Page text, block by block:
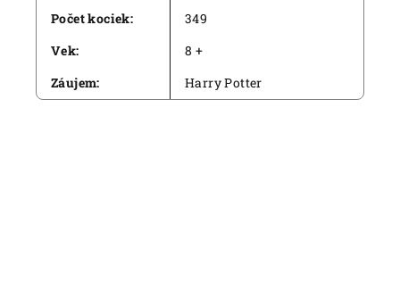
Počet kociek:
349
Vek:
8 +
Záujem: Harry Potter